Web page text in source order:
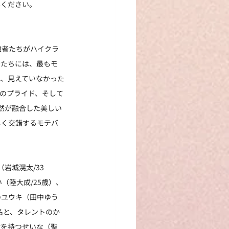
ださい。
たちがハイクラ
ちには、最もモ
見えていなかった
プライド、そして
が融合した美しい
交錯するモテバ
岩城滉太/33
陸大成/25歳）、
ウキ（田中ゆう
、タレントのか
持つせいな（聖